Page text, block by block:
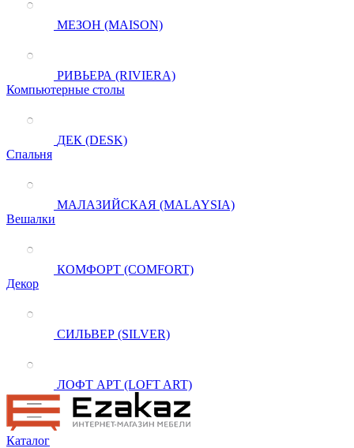
МЕЗОН (MAISON)
РИВЬЕРА (RIVIERA)
Компьютерные столы
ДЕК (DESK)
Спальня
МАЛАЗИЙСКАЯ (MALAYSIA)
Вешалки
КОМФОРТ (COMFORT)
Декор
СИЛЬВЕР (SILVER)
ЛОФТ АРТ (LOFT ART)
Каталог